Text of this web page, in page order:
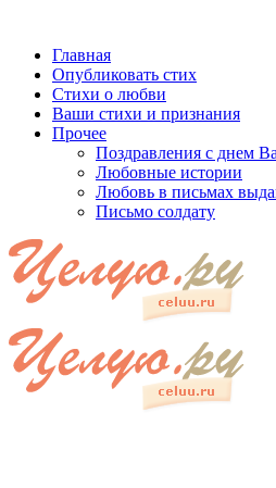
Главная
Опубликовать стих
Стихи о любви
Ваши стихи и признания
Прочее
Поздравления с днем
Любовные истории
Любовь в письмах
Письмо солдату